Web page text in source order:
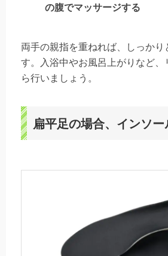
の腹でマッサージする
両手の親指を重ねれば、しっかり
す。入浴中やお風呂上がりなど、
ら行いましょう。
扁平足の場合、インソー